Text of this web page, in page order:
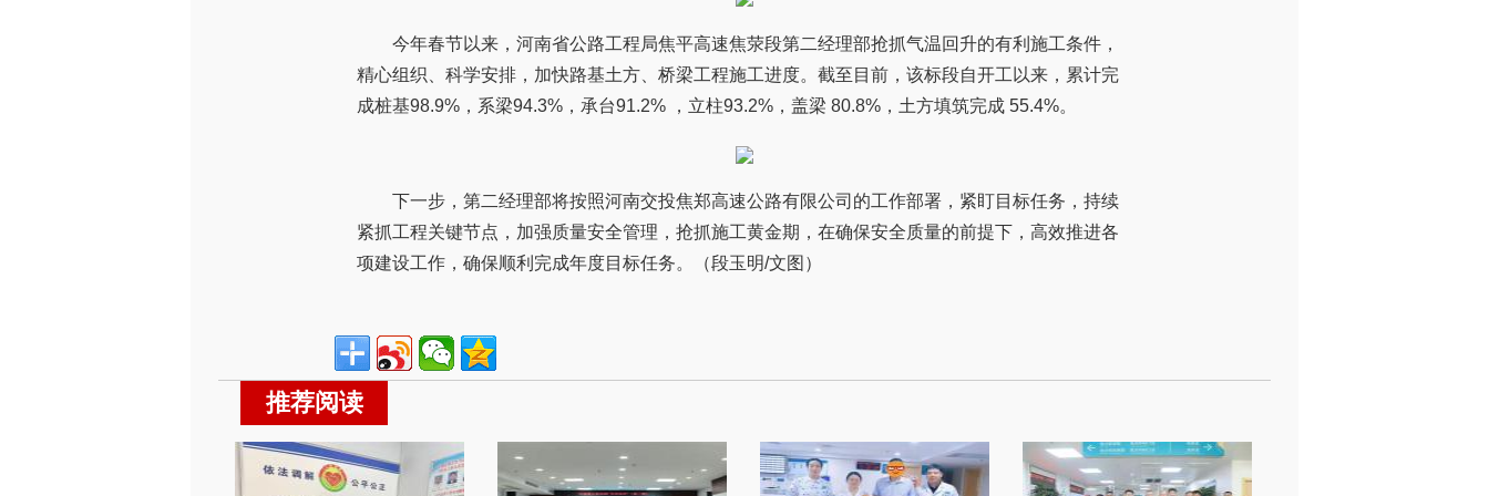
今年春节以来，河南省公路工程局焦平高速焦荥段第二经理部抢抓气温回升的有利施工条件，
精心组织、科学安排，加快路基土方、桥梁工程施工进度。截至目前，该标段自开工以来，累计完
成桩基98.9%，系梁94.3%，承台91.2% ，立柱93.2%，盖梁 80.8%，土方填筑完成 55.4%。
下一步，第二经理部将按照河南交投焦郑高速公路有限公司的工作部署，紧盯目标任务，持续
紧抓工程关键节点，加强质量安全管理，抢抓施工黄金期，在确保安全质量的前提下，高效推进各
项建设工作，确保顺利完成年度目标任务。（段玉明/文图）
推荐阅读